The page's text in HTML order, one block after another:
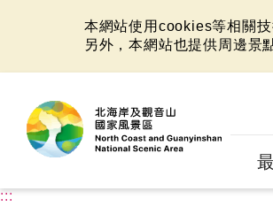
本網站使用cookies等相關
另外，本網站也提供周邊景
:::